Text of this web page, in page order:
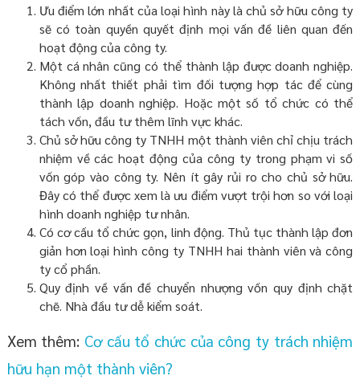
Ưu điểm lớn nhất của loại hình này là chủ sở hữu công ty
sẽ có toàn quyền quyết định mọi vấn đề liên quan đến
hoạt động của công ty.
Một cá nhân cũng có thể thành lập được doanh nghiệp.
Không nhất thiết phải tìm đối tượng hợp tác để cùng
thành lập doanh nghiệp. Hoặc một số tổ chức có thể
tách vốn, đầu tư thêm lĩnh vực khác.
Chủ sở hữu công ty TNHH một thành viên chỉ chịu trách
nhiệm về các hoạt động của công ty trong phạm vi số
vốn góp vào công ty. Nên ít gây rủi ro cho chủ sở hữu.
Đây có thể được xem là ưu điểm vượt trội hơn so với loại
hình doanh nghiệp tư nhân.
Có cơ cấu tổ chức gọn, linh động. Thủ tục thành lập đơn
giản hơn loại hình công ty TNHH hai thành viên và công
ty cổ phần.
Quy định về vấn đề chuyển nhượng vốn quy định chặt
chẽ. Nhà đầu tư dễ kiểm soát.
Xem thêm: Cơ cấu tổ chức của công ty trách nhiệm
hữu hạn một thành viên?